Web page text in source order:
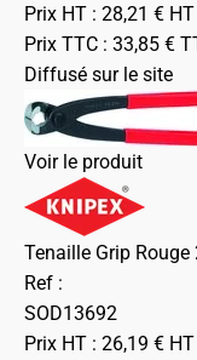
Prix HT : 28,21 € HT
Prix TTC : 33,85 €
Diffusé sur le site
Voir le produit
Tenaille Grip
Ref :
SOD13692
Prix HT : 26,19 € HT